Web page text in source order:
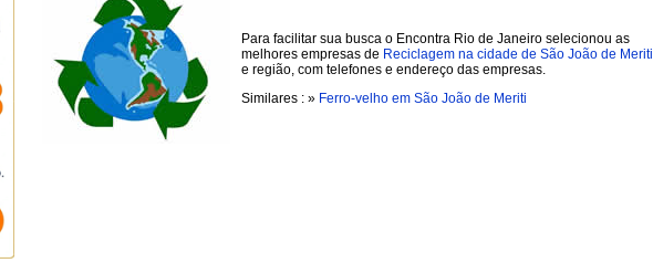
Para facilitar sua busca o Encontra Rio de Janeiro selecionou as
melhores empresas de Reciclagem na cidade de São João de Meriti
e região, com telefones e endereço das empresas.
Similares : » Ferro-velho em São João de Meriti